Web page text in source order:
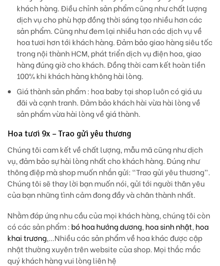
khách hàng. Điều chỉnh sản phẩm cũng như chất lượng
dịch vụ cho phù hợp đồng thời sáng tạo nhiều hơn các
sản phẩm. Cũng như đem lại nhiều hơn các dịch vụ về
hoa tươi hơn tới khách hàng. Đảm bảo giao hàng siêu tốc
trong nội thành HCM, phát triển dịch vụ điện hoa, giao
hàng đúng giờ cho khách. Đồng thời cam kết hoàn tiền
100% khi khách hàng không hài lòng.
Giá thành sản phẩm: hoa baby tại shop luôn có giá ưu
đãi và cạnh tranh. Đảm bảo khách hài vừa hài lòng về
sản phẩm vừa hài lòng về giá thành.
Hoa tươi 9x – Trao gửi yêu thương
Chúng tôi cam kết về chất lượng, mẫu mã cũng như dịch
vụ, đảm bảo sự hài lòng nhất cho khách hàng. Đúng như
thông điệp mà shop muốn nhắn gửi: “Trao gửi yêu thương”.
Chúng tôi sẽ thay lời bạn muốn nói, gửi tới người thân yêu
của bạn những tình cảm đong đầy và chân thành nhất.
Nhằm đáp ứng nhu cầu của mọi khách hàng, chúng tôi còn
có các sản phẩm : bó hoa hướng dương, hoa sinh nhật, hoa
khai trương,…Nhiều các sản phẩm về hoa khác được cập
nhật thường xuyên trên website của shop. Mọi thắc mắc
quý khách hàng vui lòng liên hệ